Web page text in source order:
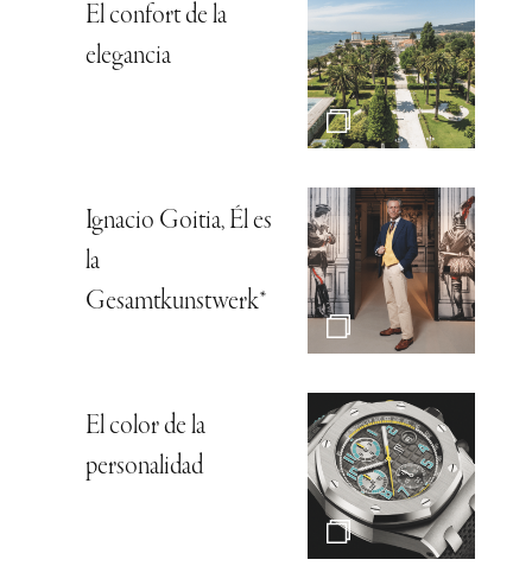
El confort de la
elegancia
Ignacio Goitia, Él es
la
Gesamtkunstwerk*
El color de la
personalidad